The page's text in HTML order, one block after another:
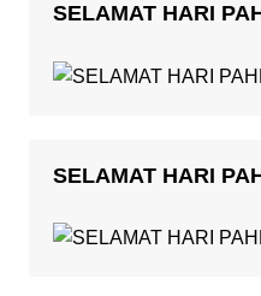
SELAMAT HARI
SELAMAT HARI